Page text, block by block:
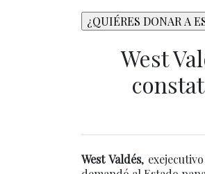
West
West Valdés,